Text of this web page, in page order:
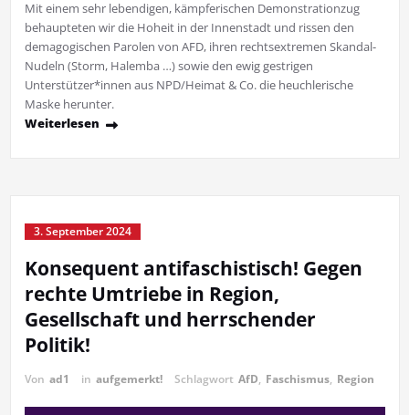
Mit einem sehr lebendigen, kämpferischen Demonstrationzug
behaupteten wir die Hoheit in der Innenstadt und rissen den
demagogischen Parolen von AFD, ihren rechtsextremen Skandal-
Nudeln (Storm, Halemba …) sowie den ewig gestrigen
Unterstützer*innen aus NPD/Heimat & Co. die heuchlerische
Maske herunter.
Weiterlesen
3. September 2024
Konsequent antifaschistisch! Gegen
rechte Umtriebe in Region,
Gesellschaft und herrschender
Politik!
Von ad1 in aufgemerkt! Schlagwort AfD, Faschismus, Region